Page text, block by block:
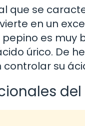
que se
en un
es muy
úrico. De
su